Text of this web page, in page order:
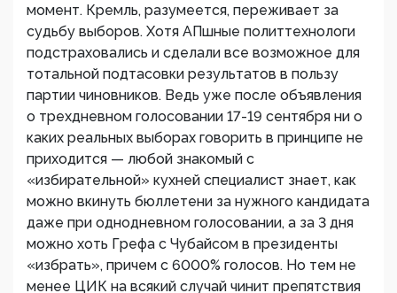
момент. Кремль, разумеется, переживает за
судьбу выборов. Хотя АПшные политтехнологи
подстраховались и сделали все возможное для
тотальной подтасовки результатов в пользу
партии чиновников. Ведь уже после объявления
о трехдневном голосовании 17-19 сентября ни о
каких реальных выборах говорить в принципе не
приходится — любой знакомый с
«избирательной» кухней специалист знает, как
можно вкинуть бюллетени за нужного кандидата
даже при однодневном голосовании, а за 3 дня
можно хоть Грефа с Чубайсом в президенты
«избрать», причем с 6000% голосов. Но тем не
менее ЦИК на всякий случай чинит препятствия